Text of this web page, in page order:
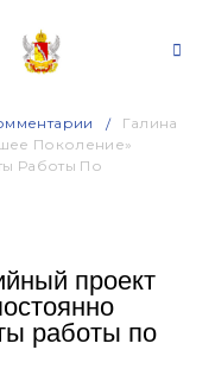
Галина
Поколение»
Работы По
проект
работы по